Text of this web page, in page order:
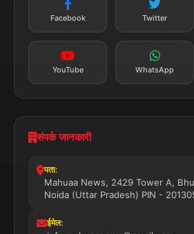
सब्सक्राइब करें
Facebook Twitter
YouTube WhatsApp
संपर्क जानकारी
पता:
Mahuaa News, 2429 Tower A,
Noida (Uttar Pradesh) PIN -
ईमेल: